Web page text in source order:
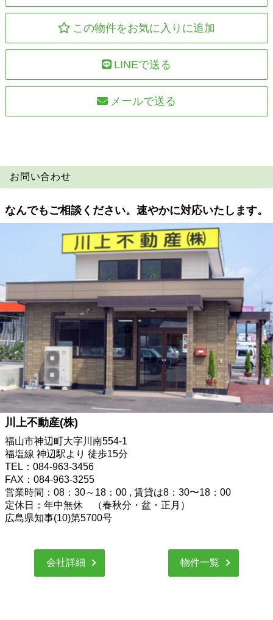
この物件をお気に入りに追加
LINEで送る
メールで送る
お問い合わせ
なんでもご相談ください。速やかに対応いたします。
川上不動産(株)
福山市神辺町大字川南554-1
福塩線 神辺駅より 徒歩15分
TEL：084-963-3456
FAX：084-963-3255
営業時間：08：30～18：00 , 賃貸は8：30〜18：00
定休日：年中無休 （春秋分・盆・正月）
広島県知事(10)第5700号
会社詳細 物件一覧